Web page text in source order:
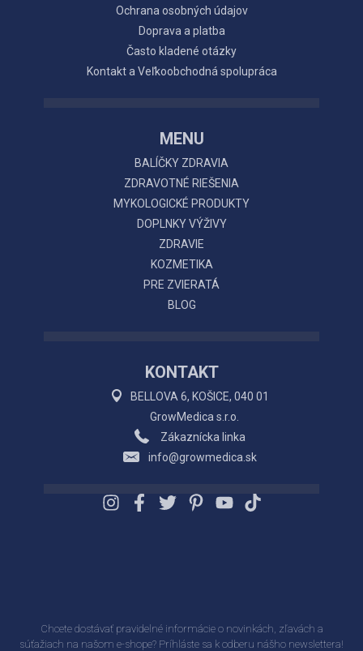
Ochrana osobných údajov
Doprava a platba
Často kladené otázky
Kontakt a Veľkoobchodná spolupráca
MENU
BALÍČKY ZDRAVIA
ZDRAVOTNÉ RIEŠENIA
MYKOLOGICKÉ PRODUKTY
DOPLNKY VÝŽIVY
ZDRAVIE
KOZMETIKA
PRE ZVIERATÁ
BLOG
KONTAKT
BELLOVA 6, KOŠICE, 040 01
GrowMedica s.r.o.
Zákaznícka linka
info@growmedica.sk
Chcete dostávať pravidelné informácie o novinkách, zľavách a
súťažiach na našom e-shope? Príhláste sa k odberu nášho newslettera!